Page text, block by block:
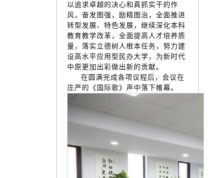
以追求卓越的决心和真抓实干的作
风，奋发图强，励精图治，全面推进
转型发展、特色发展，继续深化本科
教育教学改革，全面提高人才培养质
量，落实立德树人根本任务，努力建
设高水平应用型民办大学，为新时代
中原更加出彩做出新的贡献。
在圆满完成各项议程后，会议在
庄严的《国际歌》声中落下帷幕。